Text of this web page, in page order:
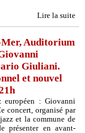
Lire la suite
Auditorium
Giuliani.
et nouvel
européen : Giovanni
concert, organisé par
et la commune de
présenter en avant-